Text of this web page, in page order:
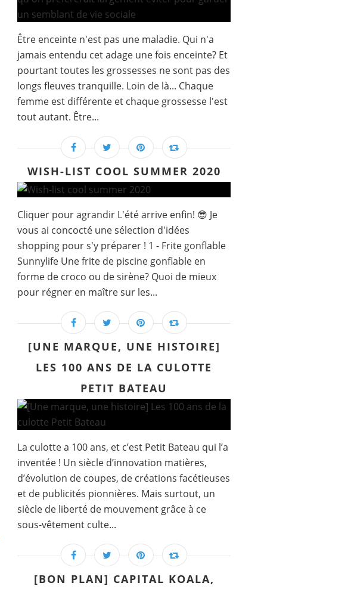
Être enceinte n'est pas une maladie. Qui n'a
jamais entendu cet adage une fois enceinte? Et
pourtant toutes les grossesses ne sont pas des
longs fleuves tranquille. Loin de là... Chaque
femme est différente et chaque grossesse l'est
tout autant. Être...
WISH-LIST COOL SUMMER 2020
Cliquer pour agrandir L'été arrive enfin! 😎 Je
vous ai concocté une sélection d'idées
shopping pour s'y préparer ! 1 - Frite gonflable
Sunnylife Une frite de piscine gonflable en
forme de croco ou de sirène? Quoi de mieux
pour régner en maître sur les...
[UNE MARQUE, UNE HISTOIRE]
LES 100 ANS DE LA CULOTTE
PETIT BATEAU
La culotte a 100 ans, et c’est Petit Bateau qui l’a
inventée ! Un siècle d’innovation matières,
d’évolution de coupes, de créations facétieuses
et de publicités pionnières. Mais surtout, un
siècle de liberté de mouvement grâce à ce
sous-vêtement culte...
[BON PLAN] CAPITAL KOALA,